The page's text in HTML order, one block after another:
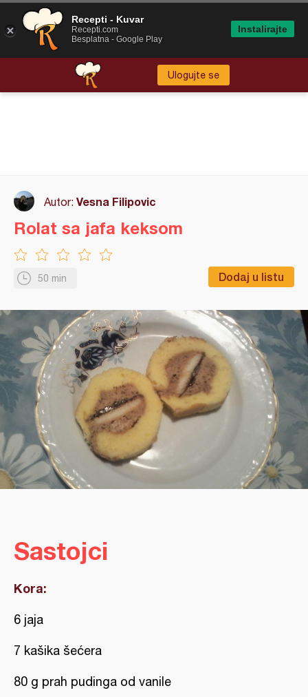
Ulogujte se
Autor: Vesna Filipovic
50 min Dodaj u listu
Rolat sa jafa keksom
Sastojci
Kora:
6 jaja
7 kašika šećera
80 g prah pudinga od vanile
Recepti - Kuvar
Recepti.com
Besplatna - Google Play
Instalirajte